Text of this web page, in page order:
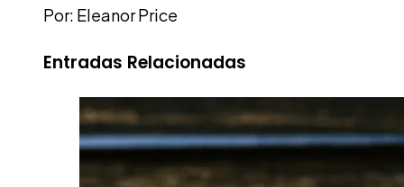
Por: Eleanor Price
Entradas Relacionadas